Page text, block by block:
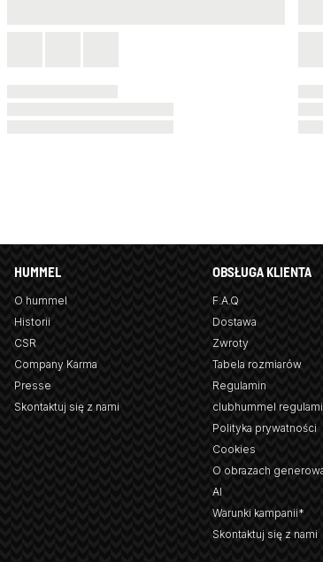
HUMMEL
O hummel
Historii
CSR
Company Karma
Presse
Skontaktuj się z nami
OBSŁUGA KLIENTA
F.A.Q
Dostawa
Zwroty
Tabela rozmiarów
Regulamin
clubhummel
Polityka prywatności
Cookies
O obrazach
AI
Warunki kampanii*
Skontaktuj się z nami